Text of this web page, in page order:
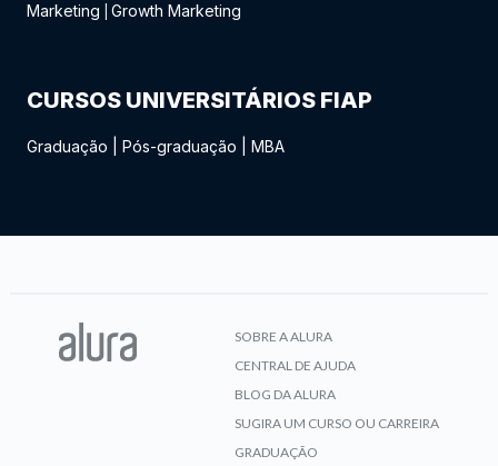
Marketing
Growth Marketing
CURSOS UNIVERSITÁRIOS FIAP
Graduação Pós-graduação MBA
SOBRE A ALURA
CENTRAL DE AJUDA
BLOG DA ALURA
SUGIRA UM CURSO OU CARREIRA
GRADUAÇÃO